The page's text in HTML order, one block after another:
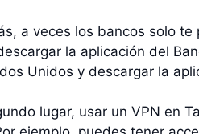
a veces los bancos solo
la aplicación del
Unidos y descargar la
lugar, usar un VPN en